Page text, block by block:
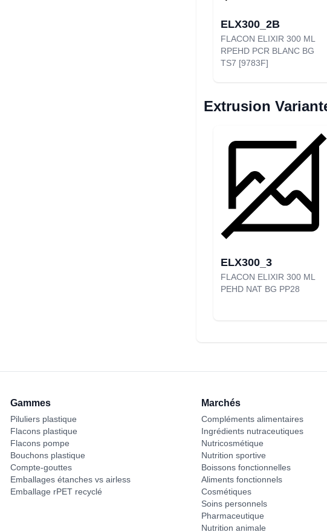
ELX300_2B
FLACON ELIXIR 300 ML
RPEHD PCR BLANC BG
TS7 [9783F]
Extrusion
ELX300_3
FLACON ELIXIR 300 ML
PEHD NAT BG PP28
Gammes
Piluliers plastique
Flacons plastique
Flacons pompe
Bouchons plastique
Compte-gouttes
Emballages étanches vs airless
Emballage rPET recyclé
Marchés
Compléments alimentaires
Ingrédients nutraceutiques
Nutricosmétique
Nutrition sportive
Boissons fonctionnelles
Aliments fonctionnels
Cosmétiques
Soins personnels
Pharmaceutique
Nutrition animale